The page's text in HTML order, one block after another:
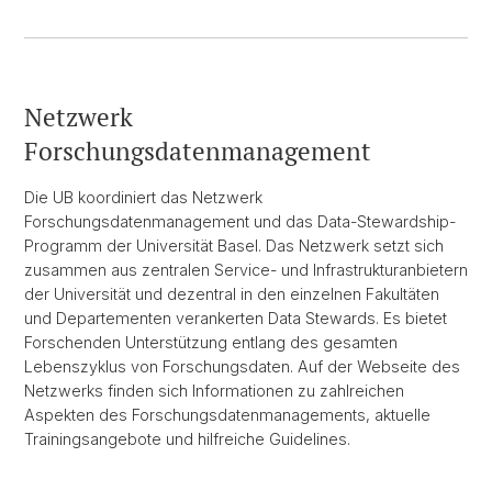
Netzwerk
Forschungsdatenmanagement
Die UB koordiniert das Netzwerk
Forschungsdatenmanagement und das Data-Stewardship-
Programm der Universität Basel. Das Netzwerk setzt sich
zusammen aus zentralen Service- und Infrastrukturanbietern
der Universität und dezentral in den einzelnen Fakultäten
und Departementen verankerten Data Stewards. Es bietet
Forschenden Unterstützung entlang des gesamten
Lebenszyklus von Forschungsdaten. Auf der Webseite des
Netzwerks finden sich Informationen zu zahlreichen
Aspekten des Forschungsdatenmanagements, aktuelle
Trainingsangebote und hilfreiche Guidelines.